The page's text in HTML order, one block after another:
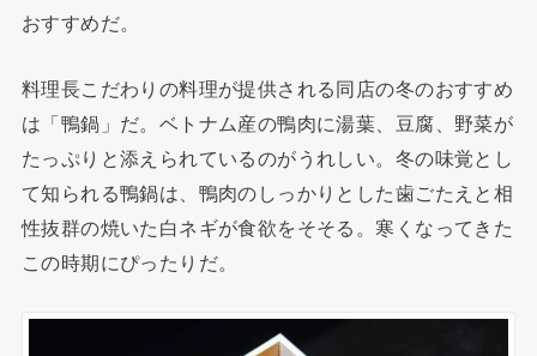
おすすめだ。
料理長こだわりの料理が提供される同店の冬のおすすめ
は「鴨鍋」だ。ベトナム産の鴨肉に湯葉、豆腐、野菜が
たっぷりと添えられているのがうれしい。冬の味覚とし
て知られる鴨鍋は、鴨肉のしっかりとした歯ごたえと相
性抜群の焼いた白ネギが食欲をそそる。寒くなってきた
この時期にぴったりだ。